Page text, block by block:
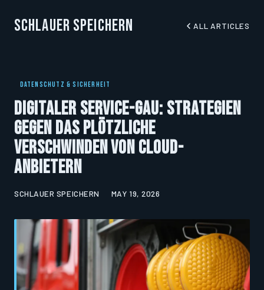
Schlauer Speichern ALL ARTICLES
DATENSCHUTZ & SICHERHEIT
Digitaler Service-GAU: Strategien
gegen das plötzliche
Verschwinden von Cloud-
Anbietern
SCHLAUER SPEICHERN MAY 19, 2026